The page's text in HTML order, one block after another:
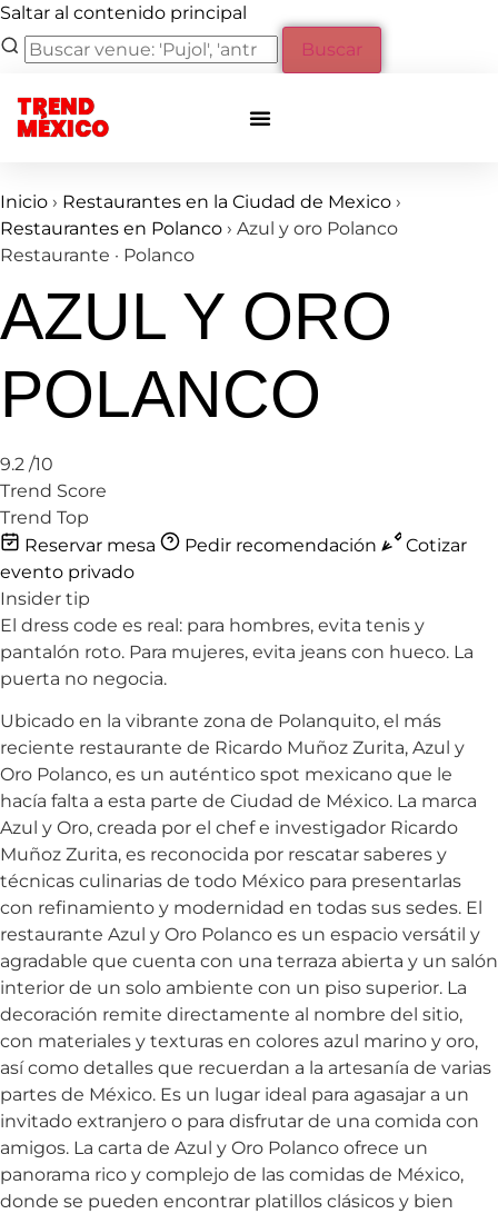
Saltar al contenido principal
Buscar
TREND
MÉXICO
Inicio › Restaurantes en la Ciudad de Mexico ›
Restaurantes en Polanco › Azul y oro Polanco
Restaurante · Polanco
AZUL Y ORO
POLANCO
9.2 /10
Trend Score
Trend Top
Reservar mesa
Pedir recomendación
Cotizar
evento privado
Insider tip
El dress code es real: para hombres, evita tenis y
pantalón roto. Para mujeres, evita jeans con hueco. La
puerta no negocia.
Ubicado en la vibrante zona de Polanquito, el más
reciente restaurante de Ricardo Muñoz Zurita, Azul y
Oro Polanco, es un auténtico spot mexicano que le
hacía falta a esta parte de Ciudad de México. La marca
Azul y Oro, creada por el chef e investigador Ricardo
Muñoz Zurita, es reconocida por rescatar saberes y
técnicas culinarias de todo México para presentarlas
con refinamiento y modernidad en todas sus sedes. El
restaurante Azul y Oro Polanco es un espacio versátil y
agradable que cuenta con una terraza abierta y un salón
interior de un solo ambiente con un piso superior. La
decoración remite directamente al nombre del sitio,
con materiales y texturas en colores azul marino y oro,
así como detalles que recuerdan a la artesanía de varias
partes de México. Es un lugar ideal para agasajar a un
invitado extranjero o para disfrutar de una comida con
amigos. La carta de Azul y Oro Polanco ofrece un
panorama rico y complejo de las comidas de México,
donde se pueden encontrar platillos clásicos y bien